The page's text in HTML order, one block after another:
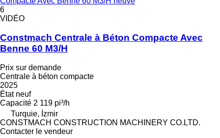
6
VIDÉO
Constmach Centrale à Béton Compacte Avec
Benne 60 M3/H
Prix sur demande
Centrale à béton compacte
2025
État neuf
Capacité 2 119 pi³/h
Turquie, İzmir
CONSTMACH CONSTRUCTION MACHINERY CO.LTD.
Contacter le vendeur